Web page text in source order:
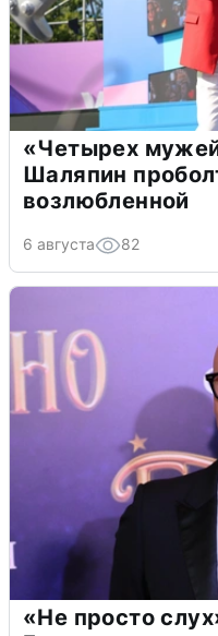
«Четырех
Шаляпин
возлюбленной
6 августа 82
«Не просто